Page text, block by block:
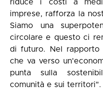
riduce i costi a
imprese, rafforza la
Siamo una
circolare e questo ci
di futuro. Nel rapporto
che va verso
punta sulla
comunità e sui territori".